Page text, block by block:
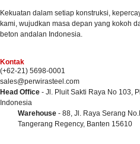
Kekuatan dalam setiap konstruksi,
kami, wujudkan masa depan yang kokoh
beton andalan Indonesia.
Kontak
(+62-21) 5698-0001
sales@perwirasteel.com
Head Office - Jl. Pluit Sakti Raya No 103,
Indonesia
Warehouse - 88, Jl. Raya Serang
Tangerang Regency, Banten 15610